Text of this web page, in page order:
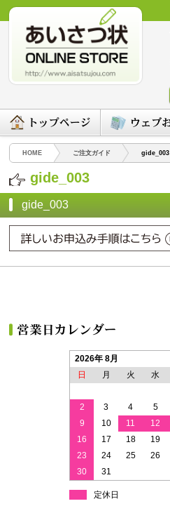
HOME ご注文ガイド gide_003
gide_003
gide_003
2026年 8月
日
月 火 水
2
3 4 5
9
10 11 12
16
17 18 19
23
24 25 26
30
31
定休日